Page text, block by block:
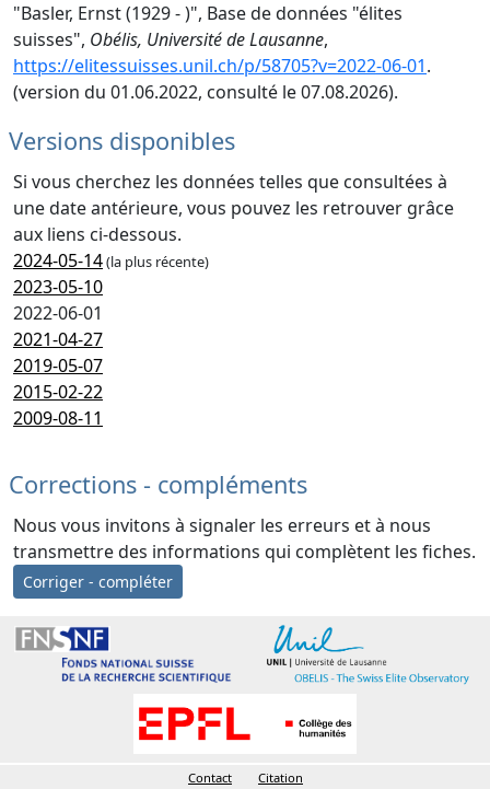
"Basler, Ernst (1929 - )", Base de données "élites
suisses", Obélis, Université de Lausanne,
https://elitessuisses.unil.ch/p/58705?v=2022-06-01.
(version du 01.06.2022, consulté le 07.08.2026).
Versions disponibles
Si vous cherchez les données telles que consultées à
une date antérieure, vous pouvez les retrouver grâce
aux liens ci-dessous.
2024-05-14(la plus récente)
2023-05-10
2022-06-01
2021-04-27
2019-05-07
2015-02-22
2009-08-11
Corrections - compléments
Nous vous invitons à signaler les erreurs et à nous
transmettre des informations qui complètent les fiches.
Corriger - compléter
Contact Citation